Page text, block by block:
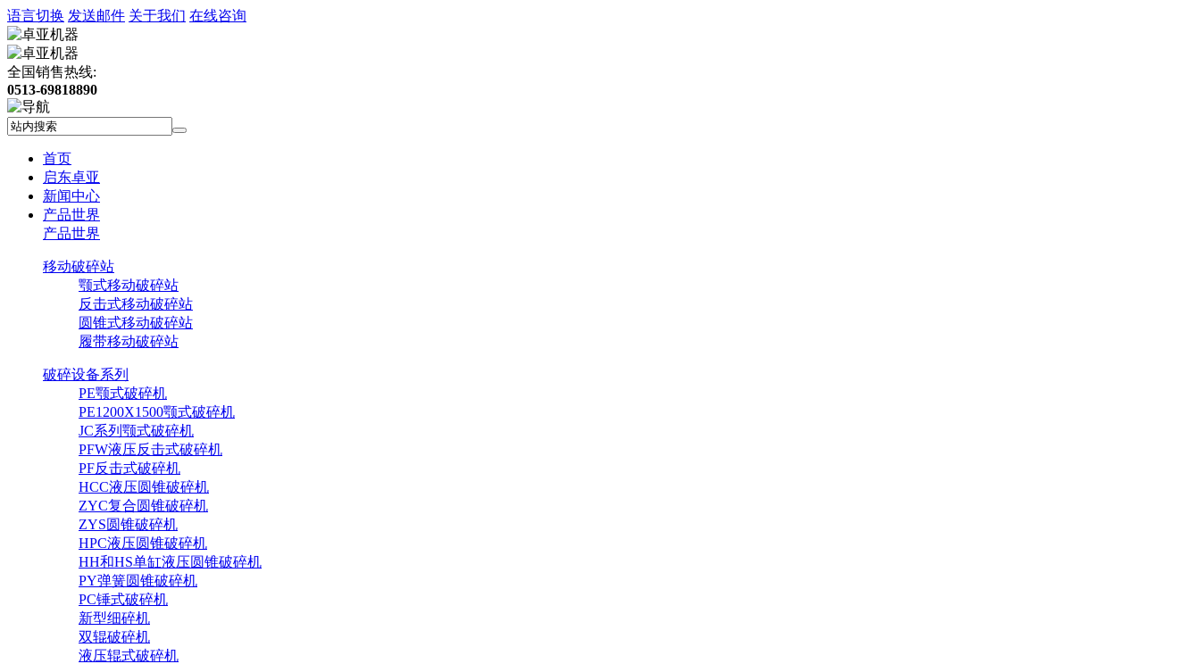
语言切换 发送邮件 关于我们 在线咨询
全国销售热线:
0513-69818890
首页
启东卓亚
新闻中心
产品世界
产品世界
移动破碎站
颚式移动破碎站
反击式移动破碎站
圆锥式移动破碎站
履带移动破碎站
破碎设备系列
PE颚式破碎机
PE1200X1500颚式破碎机
JC系列颚式破碎机
PFW液压反击式破碎机
PF反击式破碎机
HCC液压圆锥破碎机
ZYC复合圆锥破碎机
ZYS圆锥破碎机
HPC液压圆锥破碎机
HH和HS单缸液压圆锥破碎机
PY弹簧圆锥破碎机
PC锤式破碎机
新型细碎机
双辊破碎机
液压辊式破碎机